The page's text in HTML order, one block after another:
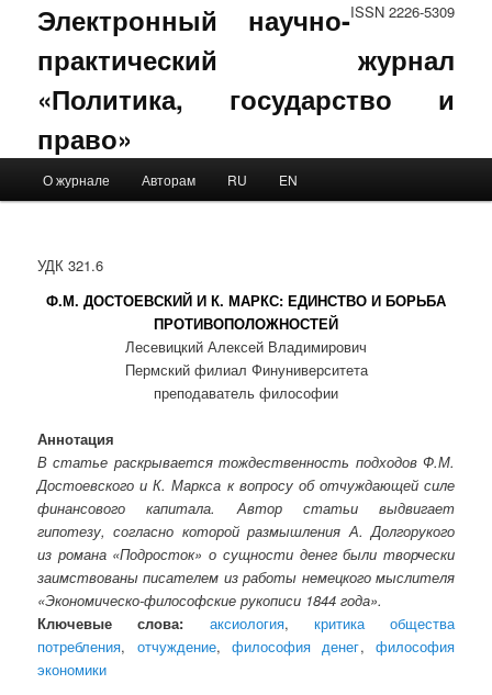
ISSN 2226-5309
Электронный научно-
практический журнал
«Политика, государство и
право»
Skip to primary content
Skip to secondary content
О журнале Авторам RU EN
УДК 321.6
Ф.М. ДОСТОЕВСКИЙ И К. МАРКС: ЕДИНСТВО И БОРЬБА
ПРОТИВОПОЛОЖНОСТЕЙ
Лесевицкий Алексей Владимирович
Пермский филиал Финуниверситета
преподаватель философии
Аннотация
В статье раскрывается тождественность подходов Ф.М.
Достоевского и К. Маркса к вопросу об отчуждающей силе
финансового капитала. Автор статьи выдвигает
гипотезу, согласно которой размышления А. Долгорукого
из романа «Подросток» о сущности денег были творчески
заимствованы писателем из работы немецкого мыслителя
«Экономическо-философские рукописи 1844 года».
Ключевые слова:
аксиология, критика общества
потребления, отчуждение,философия денег, философия
экономики